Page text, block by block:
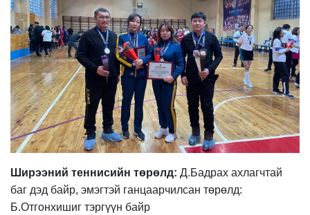
Ширээний теннисийн төрөлд: Д.Бадрах ахлагчтай
баг дэд байр, эмэгтэй ганцаарчилсан төрөлд:
Б.Отгонхишиг тэргүүн байр